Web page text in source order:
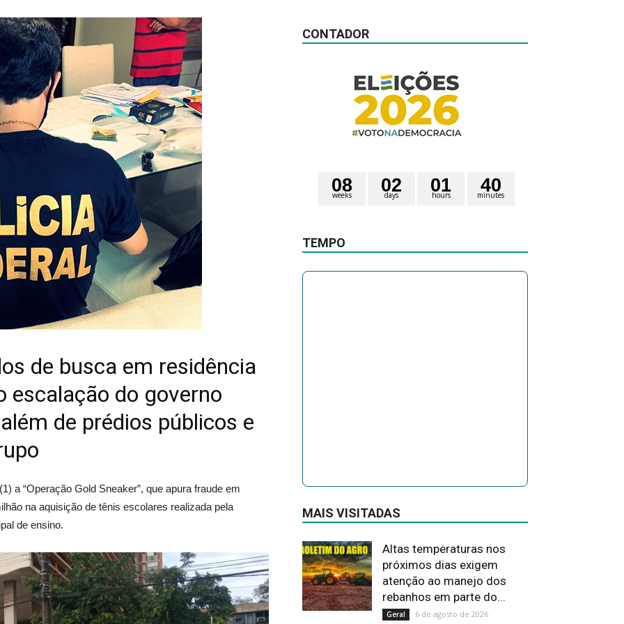
na
Notícia
de busca em residência
escalação do governo
de prédios públicos e
a “Operação Gold Sneaker”, que apura fraude em
na aquisição de tênis escolares realizada pela
de ensino.
CONTADOR
weeks
08 days
02 hours
01 minutes
40
TEMPO
MAIS VISITADAS
Altas temperaturas nos
próximos dias exigem
atenção ao manejo dos
rebanhos em parte do...
Geral 6 de agosto de 2026